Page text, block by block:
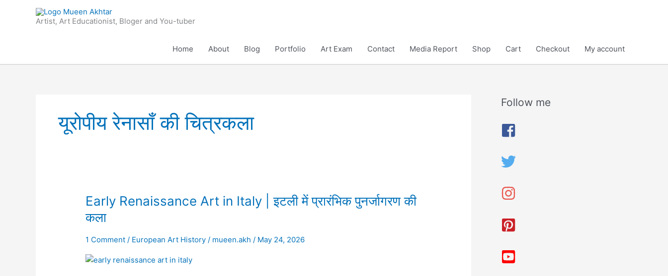
Artist, Art Educationist, Bloger and You-tuber
Home About Blog Portfolio Art Exam Contact Media Report Shop Cart Checkout My account
यूरोपीय रेनासाँ की चित्रकला
Early Renaissance Art in Italy | इटली में प्रारंभिक पुनर्जागरण की
कला
1 Comment / European Art History / mueen.akh/ May 24, 2026
Early
Renaissance
Art
Italy
|
Follow me
A
i
e